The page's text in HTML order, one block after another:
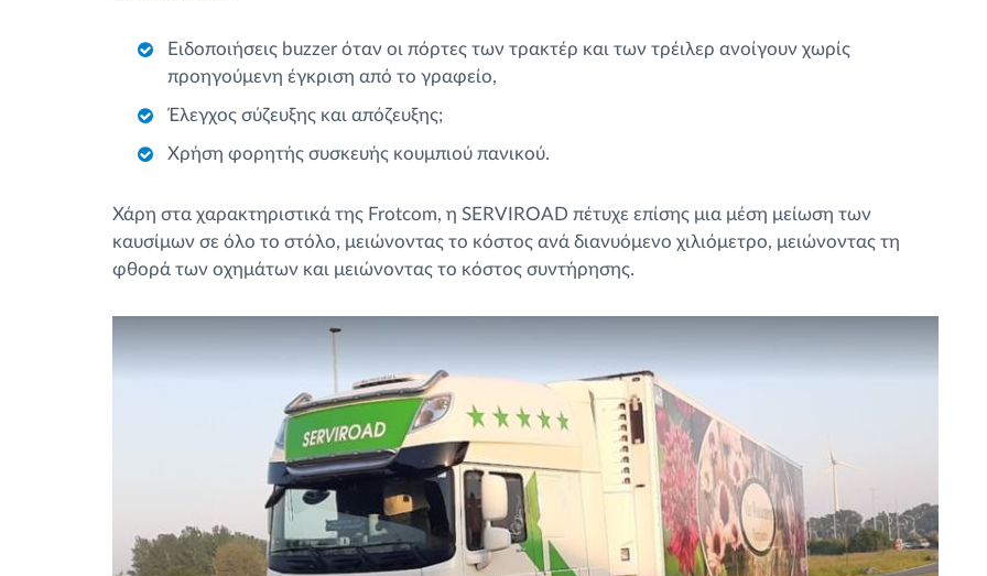
Ειδοποιήσεις buzzer όταν οι πόρτες των τρακτέρ και των τρέιλερ ανοίγουν χωρίς
προηγούμενη έγκριση από το γραφείο,
Έλεγχος σύζευξης και απόζευξης;
Χρήση φορητής συσκευής κουμπιού πανικού.
Χάρη στα χαρακτηριστικά της Frotcom, η SERVIROAD πέτυχε επίσης μια μέση μείωση των
καυσίμων σε όλο το στόλο, μειώνοντας το κόστος ανά διανυόμενο χιλιόμετρο, μειώνοντας τη
φθορά των οχημάτων και μειώνοντας το κόστος συντήρησης.